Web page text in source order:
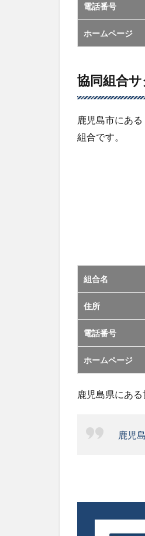
電話番号
ホームページ
協同組合
鹿児島市にあ
組合です。
組合名
住所
電話番号
ホームページ
鹿児島県にある
鹿児